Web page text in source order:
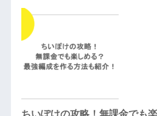
ちいぽけの攻略！無課金でも